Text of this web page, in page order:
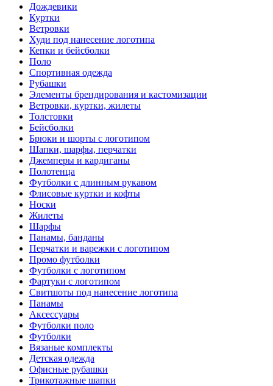
Дождевики
Куртки
Ветровки
Худи под нанесение логотипа
Кепки и бейсболки
Поло
Спортивная одежда
Рубашки
Элементы брендирования и кастомизации
Ветровки, куртки, жилеты
Толстовки
Бейсболки
Брюки и шорты с логотипом
Шапки, шарфы, перчатки
Джемперы и кардиганы
Полотенца
Футболки с длинным рукавом
Флисовые куртки и кофты
Носки
Жилеты
Шарфы
Панамы, банданы
Перчатки и варежки с логотипом
Промо футболки
Футболки с логотипом
Фартуки с логотипом
Свитшоты под нанесение логотипа
Панамы
Аксессуары
Футболки поло
Футболки
Вязаные комплекты
Детская одежда
Офисные рубашки
Трикотажные шапки